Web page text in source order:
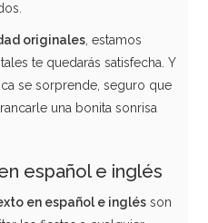
originales, estamos
te quedarás satisfecha. Y
se sorprende, seguro que
una bonita sonrisa
español e inglés
en español e inglés son